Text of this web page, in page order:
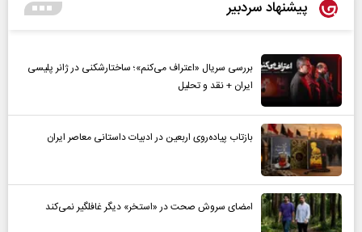
پیشنهاد سردبیر
بررسی سریال «اعتراف می‌کنم»؛ ساختارشکنی در ژانر پلیسی
ایران + نقد و تحلیل
بازتاب پیاده‌روی اربعین در ادبیات داستانی معاصر ایران
امضای سروش صحت در «استخر» دیگر غافلگیر نمی‌کند